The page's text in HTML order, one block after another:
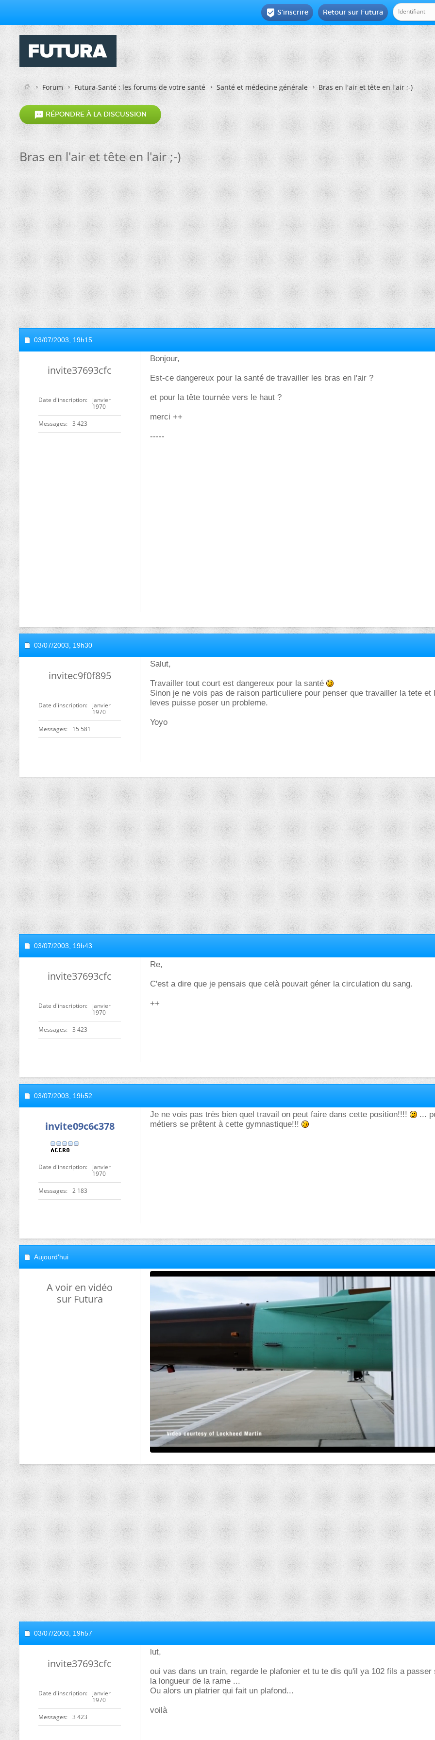
Retour sur Futura
 S'inscrire
Forum Futura-Santé : les forums de votre santé Santé et médecine générale Bras en l'air et tête en l'air ;-)
 RÉPONDRE À LA DISCUSSION
Bras en l'air et tête en l'air ;-)
03/07/2003, 19h15
invite37693cfc
Date d'inscription
janvier
1970
Messages 3 423
Bonjour,
Est-ce dangereux pour la santé de travailler les bras en l'air ?
et pour la tête tournée vers le haut ?
merci ++
-----
03/07/2003, 19h30
invitec9f0f895
Date d'inscription
janvier
1970
Messages 15 581
Salut,
Travailler tout court est dangereux pour la santé
Sinon je ne vois pas de raison particuliere pour penser que travailler la tete et
leves puisse poser un probleme.
Yoyo
03/07/2003, 19h43
invite37693cfc
Date d'inscription
janvier
1970
Messages 3 423
Re,
C'est a dire que je pensais que celà pouvait géner la circulation du sang.
++
03/07/2003, 19h52
invite09c6c378
Date d'inscription
janvier
1970
Messages 2 183
Je ne vois pas très bien quel travail on peut faire dans cette position!!!!
...
métiers se prêtent à cette gymnastique!!!
Aujourd'hui
A voir en vidéo
sur Futura
03/07/2003, 19h57
invite37693cfc
Date d'inscription
janvier
1970
Messages 3 423
lut,
oui vas dans un train, regarde le plafonier et tu te dis qu'il ya 102 fils a passer
la longueur de la rame ...
Ou alors un platrier qui fait un plafond...
voilà